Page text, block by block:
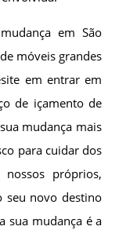
em São
móveis grandes
em entrar em
de içamento de
mudança mais
para cuidar dos
próprios,
seu novo destino
sua mudança é a